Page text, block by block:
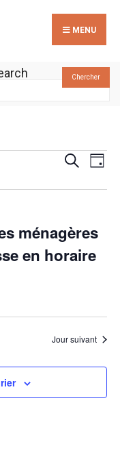
MENU
Chercher
et
de
vues
Recherche
Jour
ménagères
en horaire
Jour suivant